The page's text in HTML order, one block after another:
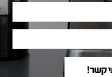
קשר!